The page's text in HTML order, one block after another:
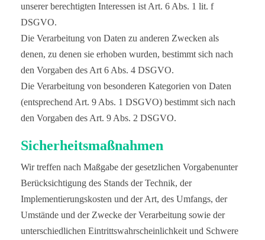
unserer berechtigten Interessen ist Art. 6 Abs. 1 lit. f
DSGVO.
Die Verarbeitung von Daten zu anderen Zwecken als
denen, zu denen sie erhoben wurden, bestimmt sich nach
den Vorgaben des Art 6 Abs. 4 DSGVO.
Die Verarbeitung von besonderen Kategorien von Daten
(entsprechend Art. 9 Abs. 1 DSGVO) bestimmt sich nach
den Vorgaben des Art. 9 Abs. 2 DSGVO.
Sicherheitsmaßnahmen
Wir treffen nach Maßgabe der gesetzlichen Vorgabenunter
Berücksichtigung des Stands der Technik, der
Implementierungskosten und der Art, des Umfangs, der
Umstände und der Zwecke der Verarbeitung sowie der
unterschiedlichen Eintrittswahrscheinlichkeit und Schwere